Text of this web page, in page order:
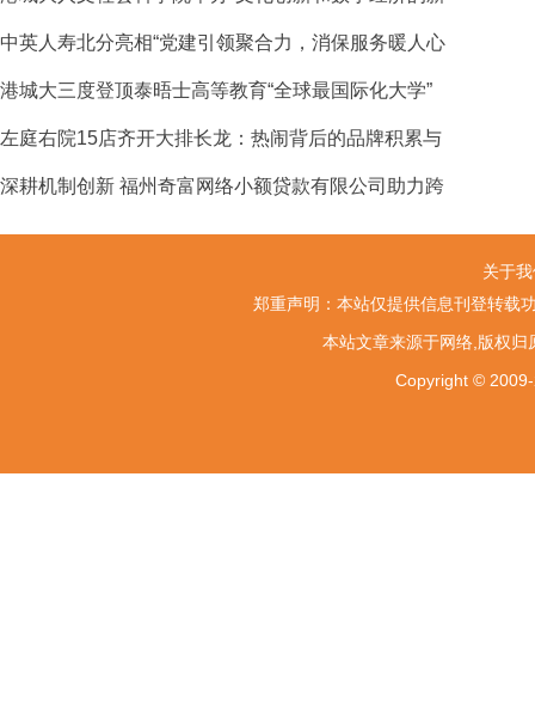
中英人寿北分亮相“党建引领聚合力，消保服务暖人心
港城大三度登顶泰晤士高等教育“全球最国际化大学”
左庭右院15店齐开大排长龙：热闹背后的品牌积累与
深耕机制创新 福州奇富网络小额贷款有限公司助力跨
关于
郑重声明：本站仅提供信息刊登转载
本站文章来源于网络,版权
Copyright ©